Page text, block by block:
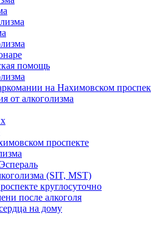
помощь
на Нахимовском
от алкоголизма
проспекте
(SIT, MST)
круглосуточно
после алкоголя
на дому